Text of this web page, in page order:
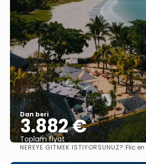
Dan beri
3.882 €
Toplam fiyat
Görüntüle
NEREYE GITMEK ISTIYORSUNUZ?:Flic